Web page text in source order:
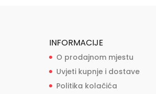
INFORMACIJE
O prodajnom mjestu
Uvjeti kupnje i dostave
Politika kolačića